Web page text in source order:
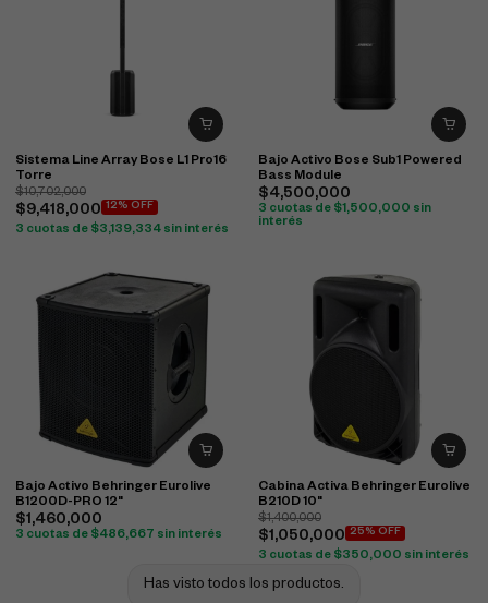
Sistema Line Array Bose L1 Pro16
Torre
$10,702,000
$9,418,000 12% OFF
3 cuotas de $3,139,334 sin interés
Bajo Activo Bose Sub1 Powered
Bass Module
$4,500,000
3 cuotas de $1,500,000 sin
interés
Bajo Activo Behringer Eurolive
B1200D-PRO 12"
$1,460,000
3 cuotas de $486,667 sin interés
Cabina Activa Behringer Eurolive
B210D 10"
$1,400,000
$1,050,000 25% OFF
3 cuotas de $350,000 sin interés
Has visto todos los productos.